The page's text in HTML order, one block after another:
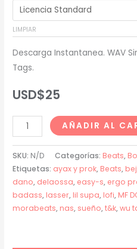
LIMPIAR
Descarga Instantanea. WAV
Tags.
USD$25
Fanso
(Craneo
x
Lasser)
Type
Beat
-
AÑADIR AL
SKU: N/D Categorías: Beats,
Etiquetas: ayax y prok, Beats,
dano, delaossa, easy-s, ergo
badass, lasser, lil supa, lofi, MF
morabeats, nas, sueño,t&k,wu